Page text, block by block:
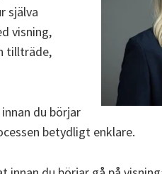
själva
visning,
tillträde,
du börjar
betydligt enklare.